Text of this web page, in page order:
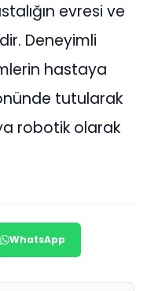
evresi ve
Deneyimli
hastaya
tutularak
robotik olarak
WhatsApp